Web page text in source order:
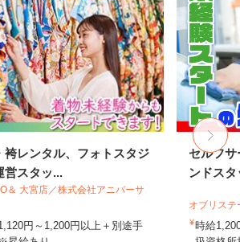
袴レンタル、フォトスタジ
営スタッ...
＆ 大宮店／株式会社アニバーサ
円～1,200円以上＋別途手
セルフ
ンドスタ
オブリス
時給